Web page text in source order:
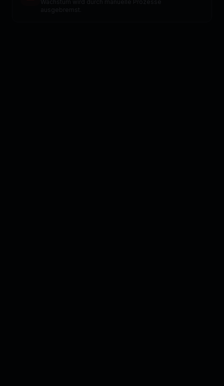
Wachstum wird durch manuelle Prozesse
ausgebremst.